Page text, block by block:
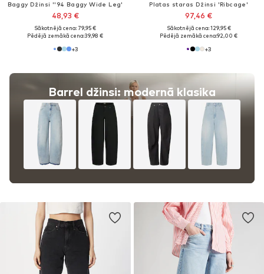
Baggy Džinsi ''94 Baggy Wide Leg'
48,93 €
Sākotnējā cena: 79,95 €
Pēdējā zemākā cena:39,98 €
+3
Barrel džinsi: modernā klasika
Platas staras Džinsi 'Ribcage'
97,46 €
Sākotnējā cena: 129,95 €
Pēdējā zemākā cena:92,00 €
+3